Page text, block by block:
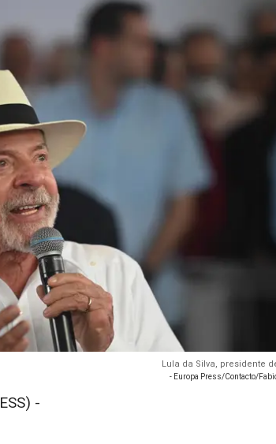
Lula da Silva, presidente
- Europa Press/Contacto/
-